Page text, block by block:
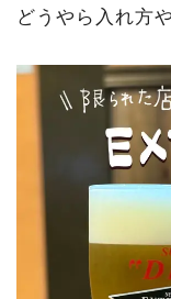
どうやら入れ方